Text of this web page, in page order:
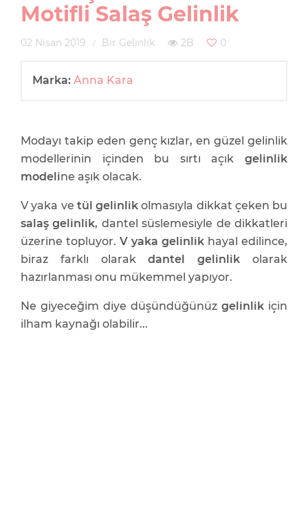
Motifli Salaş Gelinlik
02 Nisan 2019 Bir Gelinlik 2B 0
Marka: Anna Kara
Modayı takip eden genç kızlar, en güzel gelinlik
modellerinin içinden bu sırtı açık gelinlik
modeline aşık olacak.
V yaka ve tül gelinlik olmasıyla dikkat çeken bu
salaş gelinlik, dantel süslemesiyle de dikkatleri
üzerine topluyor. V yaka gelinlik hayal edilince,
biraz farklı olarakdantel gelinlik olarak
hazırlanması onu mükemmel yapıyor.
Ne giyeceğim diye düşündüğünüz gelinlik için
ilham kaynağı olabilir...